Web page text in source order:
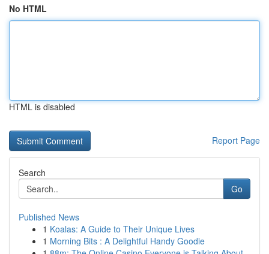
No HTML
HTML is disabled
Report Page
Search
Go
Published News
1 Koalas: A Guide to Their Unique Lives
1 Morning Bits : A Delightful Handy Goodie